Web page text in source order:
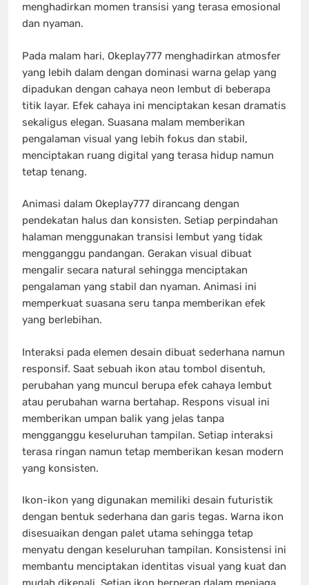
menghadirkan momen transisi yang terasa emosional
dan nyaman.
Pada malam hari, Okeplay777 menghadirkan atmosfer
yang lebih dalam dengan dominasi warna gelap yang
dipadukan dengan cahaya neon lembut di beberapa
titik layar. Efek cahaya ini menciptakan kesan dramatis
sekaligus elegan. Suasana malam memberikan
pengalaman visual yang lebih fokus dan stabil,
menciptakan ruang digital yang terasa hidup namun
tetap tenang.
Animasi dalam Okeplay777 dirancang dengan
pendekatan halus dan konsisten. Setiap perpindahan
halaman menggunakan transisi lembut yang tidak
mengganggu pandangan. Gerakan visual dibuat
mengalir secara natural sehingga menciptakan
pengalaman yang stabil dan nyaman. Animasi ini
memperkuat suasana seru tanpa memberikan efek
yang berlebihan.
Interaksi pada elemen desain dibuat sederhana namun
responsif. Saat sebuah ikon atau tombol disentuh,
perubahan yang muncul berupa efek cahaya lembut
atau perubahan warna bertahap. Respons visual ini
memberikan umpan balik yang jelas tanpa
mengganggu keseluruhan tampilan. Setiap interaksi
terasa ringan namun tetap memberikan kesan modern
yang konsisten.
Ikon-ikon yang digunakan memiliki desain futuristik
dengan bentuk sederhana dan garis tegas. Warna ikon
disesuaikan dengan palet utama sehingga tetap
menyatu dengan keseluruhan tampilan. Konsistensi ini
membantu menciptakan identitas visual yang kuat dan